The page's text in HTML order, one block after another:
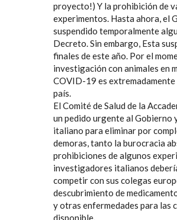
proyecto!) Y la prohibición de
experimentos. Hasta ahora, el
suspendido temporalmente
Decreto. Sin embargo, Esta
finales de este año. Por el
investigación con animales en
COVID-19 es
país.
El Comité de Salud de la
un pedido urgente al Gobierno
italiano para eliminar por
demoras, tanto la burocracia
prohibiciones de algunos
investigadores italianos
competir con sus colegas
descubrimiento de
y otras enfermedades para las
disponible.